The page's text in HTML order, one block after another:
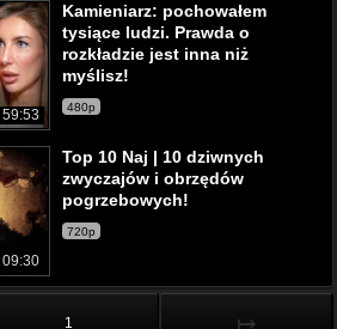
59:53
Kamieniarz: pochowałem
tysiące ludzi. Prawda o
rozkładzie jest inna niż
myślisz!
480p
09:30
Top 10 Naj | 10 dziwnych
zwyczajów i obrzędów
pogrzebowych!
720p
1 ↦